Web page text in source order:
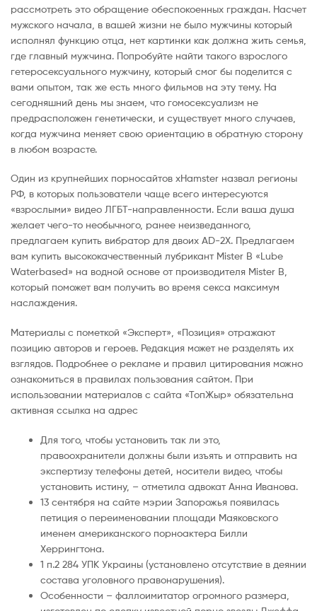
рассмотреть это обращение обеспокоенных граждан. Насчет
мужского начала, в вашей жизни не было мужчины который
исполнял функцию отца, нет картинки как должна жить семья,
где главный мужчина. Попробуйте найти такого взрослого
гетеросексуального мужчину, который смог бы поделится с
вами опытом, так же есть много фильмов на эту тему. На
сегодняшний день мы знаем, что гомосексуализм не
предрасположен генетически, и существует много случаев,
когда мужчина меняет свою ориентацию в обратную сторону
в любом возрасте.
Один из крупнейших порносайтов xHamster назвал регионы
РФ, в которых пользователи чаще всего интересуются
«взрослыми» видео ЛГБТ-направленности. Если ваша душа
желает чего-то необычного, ранее неизведанного,
предлагаем купить вибратор для двоих АD-2X. Предлагаем
вам купить высококачественный лубрикант Mister B «Lube
Waterbased» на водной основе от производителя Mister B,
который поможет вам получить во время секса максимум
наслаждения.
Материалы с пометкой «Эксперт», «Позиция» отражают
позицию авторов и героев. Редакция может не разделять их
взглядов. Подробнее о рекламе и правил цитирования можно
ознакомиться в правилах пользования сайтом. При
использовании материалов с сайта «ТопЖыр» обязательна
активная ссылка на адрес
Для того, чтобы установить так ли это,
правоохранители должны были изъять и отправить на
экспертизу телефоны детей, носители видео, чтобы
установить истину, – отметила адвокат Анна Иванова.
13 сентября на сайте мэрии Запорожья появилась
петиция о переименовании площади Маяковского
именем американского порноактера Билли
Херрингтона.
1 п.2 284 УПК Украины (установлено отсутствие в деянии
состава уголовного правонарушения).
Особенности – фаллоимитатор огромного размера,